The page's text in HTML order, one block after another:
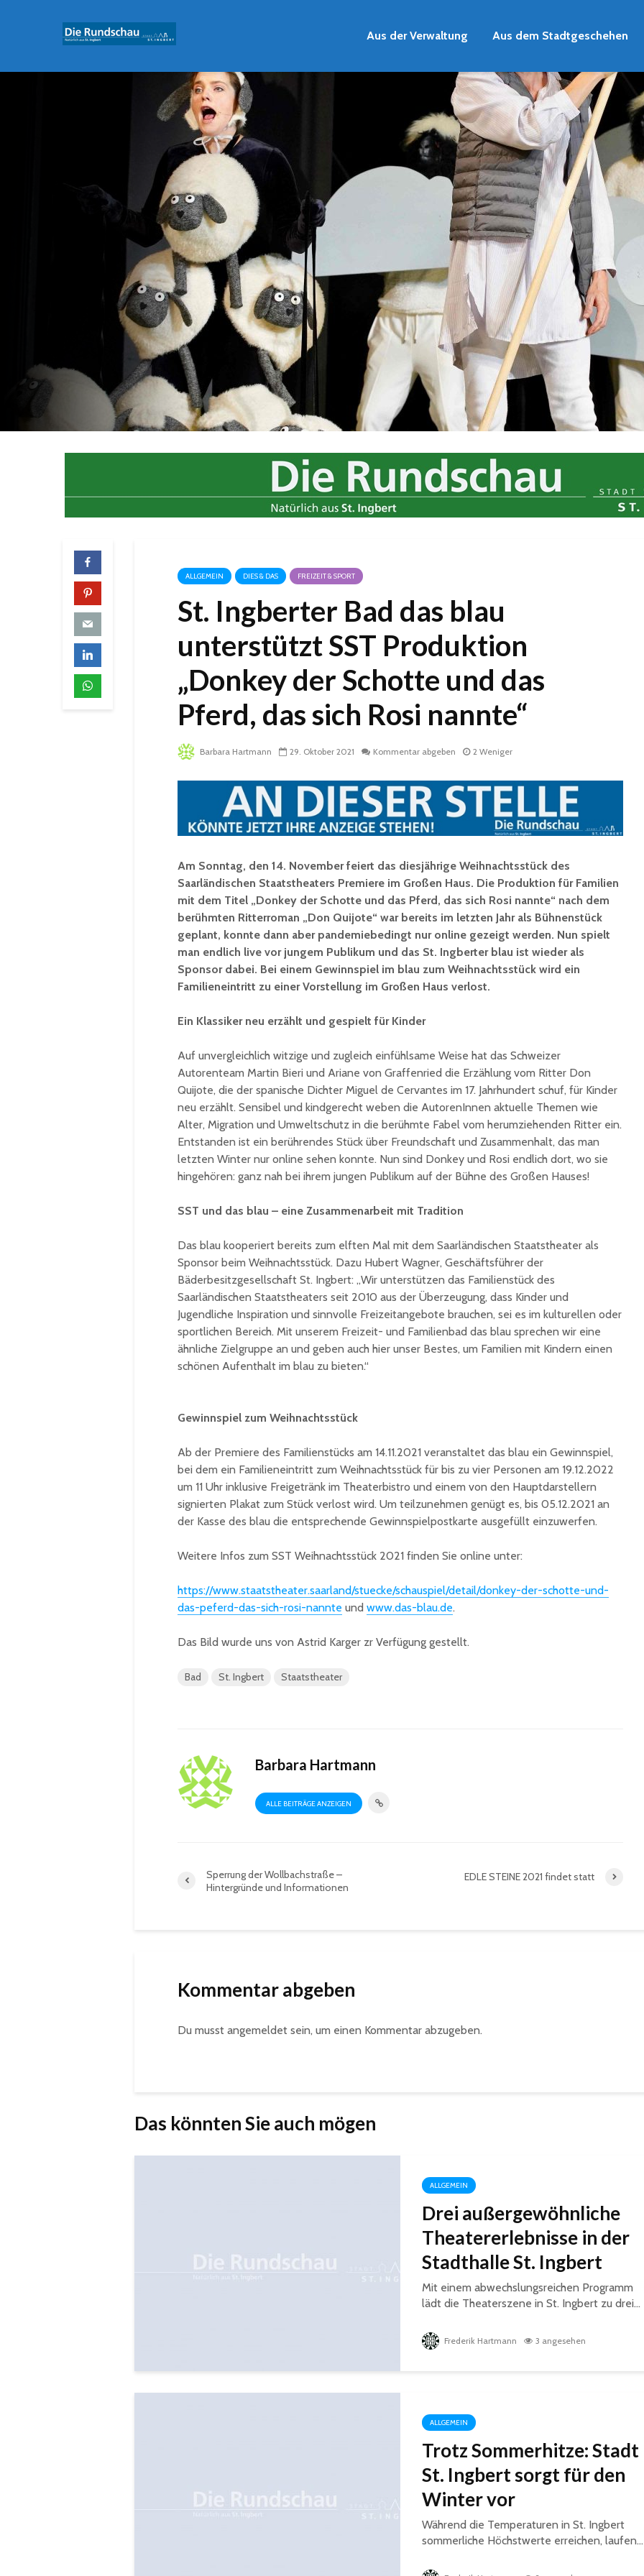
Aus der Verwaltung Aus dem Stadtgeschehen
ALLGEMEIN DIES & DAS FREIZEIT & SPORT
St. Ingberter Bad das blau
unterstützt SST Produktion
„Donkey der Schotte und das
Pferd, das sich Rosi nannte“
Barbara Hartmann 29. Oktober 2021 Kommentar abgeben 2 Weniger
Am Sonntag, den 14. November feiert das diesjährige Weihnachtsstück des
Saarländischen Staatstheaters Premiere im Großen Haus. Die Produktion für Familien
mit dem Titel „Donkey der Schotte und das Pferd, das sich Rosi nannte“ nach dem
berühmten Ritterroman „Don Quijote“ war bereits im letzten Jahr als Bühnenstück
geplant, konnte dann aber pandemiebedingt nur online gezeigt werden. Nun spielt
man endlich live vor jungem Publikum und das St. Ingberter blau ist wieder als
Sponsor dabei. Bei einem Gewinnspiel im blau zum Weihnachtsstück wird ein
Familieneintritt zu einer Vorstellung im Großen Haus verlost.
Ein Klassiker neu erzählt und gespielt für Kinder
Auf unvergleichlich witzige und zugleich einfühlsame Weise hat das Schweizer
Autorenteam Martin Bieri und Ariane von Graffenried die Erzählung vom Ritter Don
Quijote, die der spanische Dichter Miguel de Cervantes im 17. Jahrhundert schuf, für Kinder
neu erzählt. Sensibel und kindgerecht weben die AutorenInnen aktuelle Themen wie
Alter, Migration und Umweltschutz in die berühmte Fabel vom herumziehenden Ritter ein.
Entstanden ist ein berührendes Stück über Freundschaft und Zusammenhalt, das man
letzten Winter nur online sehen konnte. Nun sind Donkey und Rosi endlich dort, wo sie
hingehören: ganz nah bei ihrem jungen Publikum auf der Bühne des Großen Hauses!
SST und das blau – eine Zusammenarbeit mit Tradition
Das blau kooperiert bereits zum elften Mal mit dem Saarländischen Staatstheater als
Sponsor beim Weihnachtsstück. Dazu Hubert Wagner, Geschäftsführer der
Bäderbesitzgesellschaft St. Ingbert: „Wir unterstützen das Familienstück des
Saarländischen Staatstheaters seit 2010 aus der Überzeugung, dass Kinder und
Jugendliche Inspiration und sinnvolle Freizeitangebote brauchen, sei es im kulturellen oder
sportlichen Bereich. Mit unserem Freizeit- und Familienbad das blau sprechen wir eine
ähnliche Zielgruppe an und geben auch hier unser Bestes, um Familien mit Kindern einen
schönen Aufenthalt im blau zu bieten.“
Gewinnspiel zum Weihnachtsstück
Ab der Premiere des Familienstücks am 14.11.2021 veranstaltet das blau ein Gewinnspiel,
bei dem ein Familieneintritt zum Weihnachtsstück für bis zu vier Personen am 19.12.2022
um 11 Uhr inklusive Freigetränk im Theaterbistro und einem von den Hauptdarstellern
signierten Plakat zum Stück verlost wird. Um teilzunehmen genügt es, bis 05.12.2021 an
der Kasse des blau die entsprechende Gewinnspielpostkarte ausgefüllt einzuwerfen.
Weitere Infos zum SST Weihnachtsstück 2021 finden Sie online unter:
https://www.staatstheater.saarland/stuecke/schauspiel/detail/donkey-der-schotte-und-
das-peferd-das-sich-rosi-nannte und www.das-blau.de.
Das Bild wurde uns von Astrid Karger zr Verfügung gestellt.
Bad St. Ingbert Staatstheater
Barbara Hartmann
ALLE BEITRÄGE ANZEIGEN
Sperrung der Wollbachstraße –
Hintergründe und Informationen
EDLE STEINE 2021 findet statt
Kommentar abgeben
Du musst angemeldet sein, um einen Kommentar abzugeben.
Das könnten Sie auch mögen
ALLGEMEIN
Drei außergewöhnliche
Theatererlebnisse in der
Stadthalle St. Ingbert
Mit einem abwechslungsreichen Programm
lädt die Theaterszene in St. Ingbert zu drei...
Frederik Hartmann 3 angesehen
ALLGEMEIN
Trotz Sommerhitze: Stadt
St. Ingbert sorgt für den
Winter vor
Während die Temperaturen in St. Ingbert
sommerliche Höchstwerte erreichen, laufen...
Historische
Erinnerungsstücke aus
dem Nachlass von Dr.
Karl Martin an die
übergeben
Total Normal
expandiert in St.
Ingbert: Mietvertrag
für ehemaliges H&M-
Gebäude
unterzeichnet
Handelsgeschichte
feiert
Klima-
fordert